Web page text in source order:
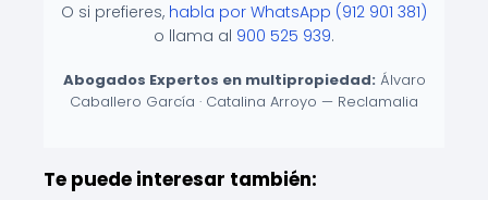
O si prefieres, habla por WhatsApp (912 901 381)
o llama al 900 525 939.
Abogados Expertos en multipropiedad: Álvaro
Caballero García · Catalina Arroyo — Reclamalia
Te puede interesar también: